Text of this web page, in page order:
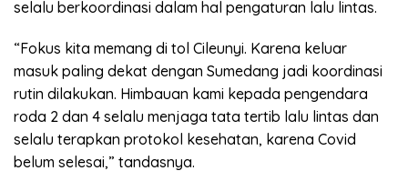
selalu berkoordinasi dalam hal pengaturan lalu lintas.
“Fokus kita memang di tol Cileunyi. Karena keluar
masuk paling dekat dengan Sumedang jadi koordinasi
rutin dilakukan. Himbauan kami kepada pengendara
roda 2 dan 4 selalu menjaga tata tertib lalu lintas dan
selalu terapkan protokol kesehatan, karena Covid
belum selesai,” tandasnya.